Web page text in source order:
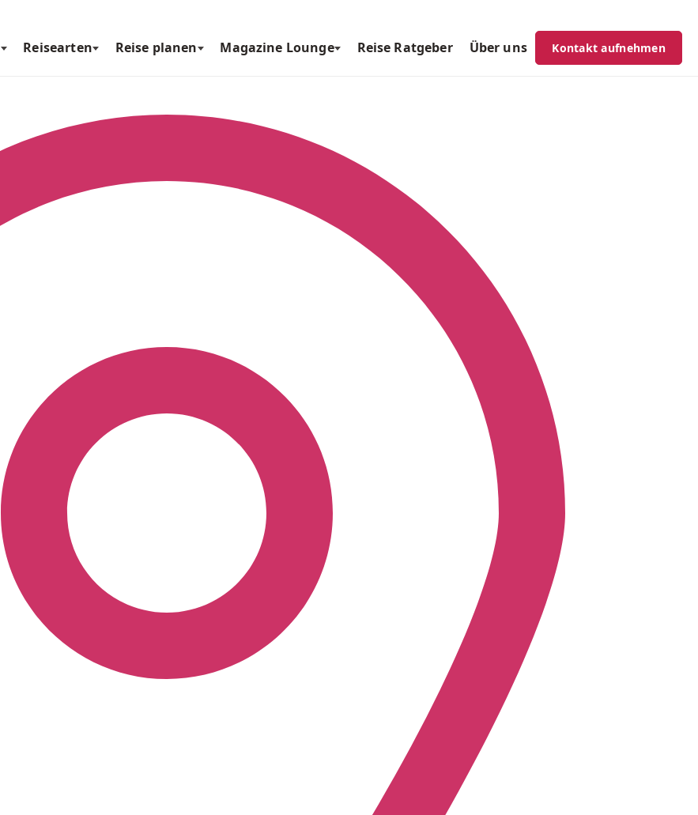
Reisearten Reise planen Magazine Lounge Reise Ratgeber Über uns Kontakt aufnehmen